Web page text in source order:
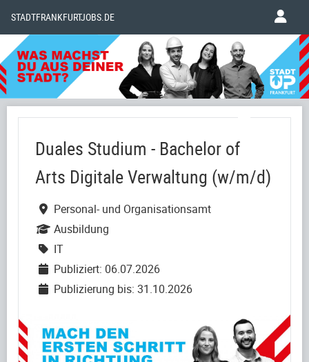
STADTFRANKFURTJOBS.DE
Duales Studium - Bachelor of
Arts Digitale Verwaltung (w/m/d)
Personal- und Organisationsamt
Ausbildung
IT
Publiziert: 06.07.2026
Publizierung bis: 31.10.2026